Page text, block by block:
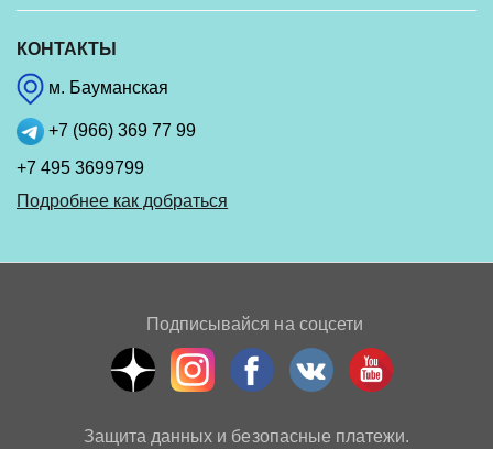
КОНТАКТЫ
м. Бауманская
+7 (966) 369 77 99
+7 495 3699799
Подробнее как добраться
Подписывайся на соцсети
Защита данных и безопасные платежи.